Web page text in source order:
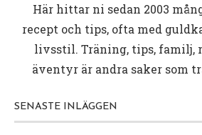
Här hittar ni sedan 2003
recept och tips, ofta med
livsstil. Träning, tips, familj,
äventyr är andra saker som
SENASTE INLÄGGEN